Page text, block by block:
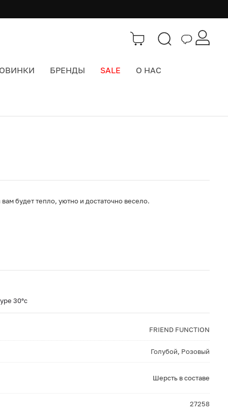
БРЕНДЫ SALE О НАС
будет тепло, уютно и достаточно весело.
30°c
FRIEND FUNCTION
Голубой, Розовый
Шерсть в составе
27258